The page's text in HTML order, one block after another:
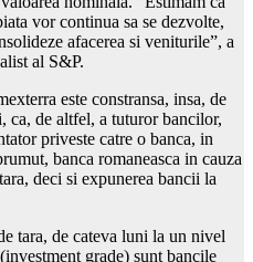
vor continua sa se dezvolte,
afacerea si veniturile”, a
al S&P.
este constransa, insa, de
ca, de altfel, a tuturor bancilor,
priveste catre o banca, in
banca romaneasca in cauza
deci si expunerea bancii la
tara, de cateva luni la un nivel
grade) sunt bancile